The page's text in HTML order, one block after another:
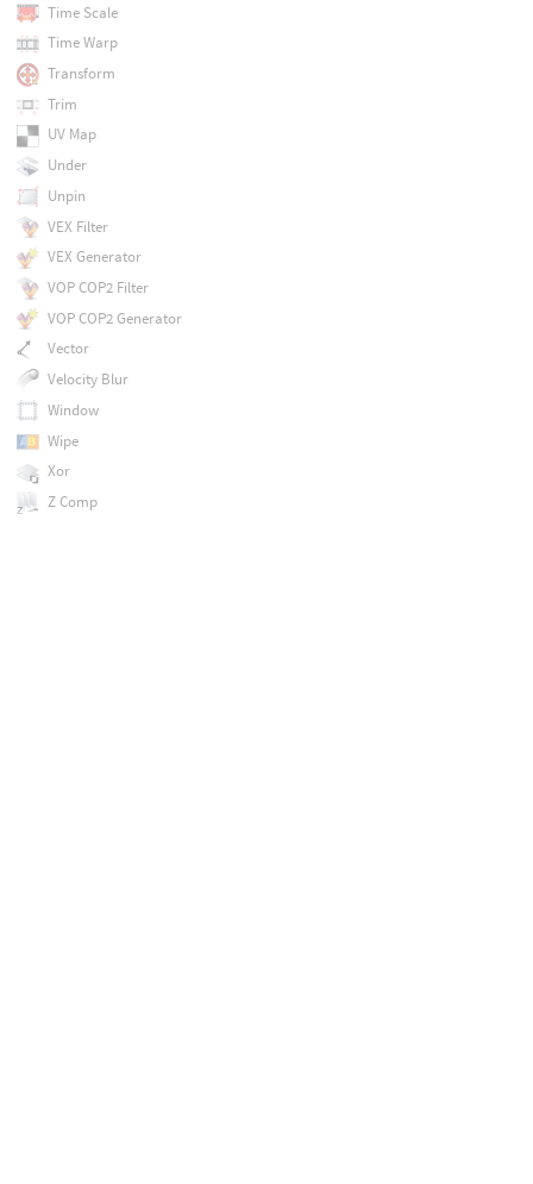
Time Scale
Time Warp
Transform
Trim
UV Map
Under
Unpin
VEX Filter
VEX Generator
VOP COP2 Filter
VOP COP2 Generator
Vector
Velocity Blur
Window
Wipe
Xor
Z Comp